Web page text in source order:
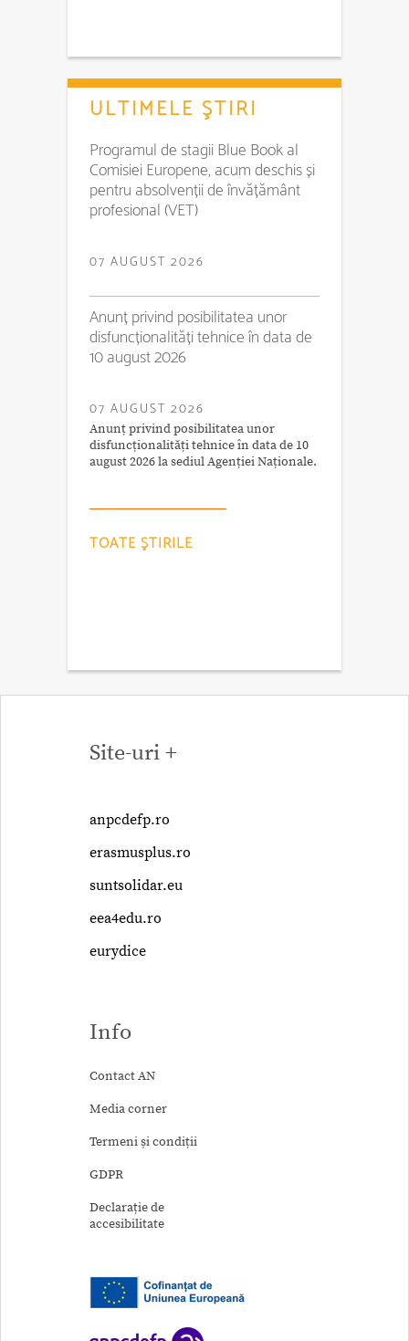
ULTIMELE ŞTIRI
Programul de stagii Blue Book al
Comisiei Europene, acum deschis și
pentru absolvenții de învățământ
profesional (VET)
07 AUGUST 2026
Anunț privind posibilitatea unor
disfuncționalități tehnice în data de
10 august 2026
07 AUGUST 2026
Anunț privind posibilitatea unor
disfuncționalități tehnice în data de 10
august 2026 la sediul Agenției Naționale.
TOATE ŞTIRILE
Site-uri +
anpcdefp.ro
erasmusplus.ro
suntsolidar.eu
eea4edu.ro
eurydice
Info
Contact AN
Media corner
Termeni și condiții
GDPR
Declarație de
accesibilitate